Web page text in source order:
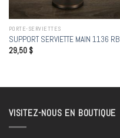
PORTE-SERVIETTES
SUPPORT SERVIETTE MAIN 1136 RB
29,50 $
VISITEZ-NOUS EN BOUTIQUE